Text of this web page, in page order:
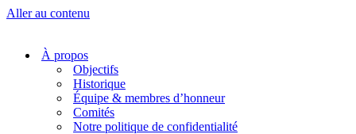
Aller au contenu
À propos
Objectifs
Historique
Équipe & membres d’honneur
Comités
Notre politique de confidentialité